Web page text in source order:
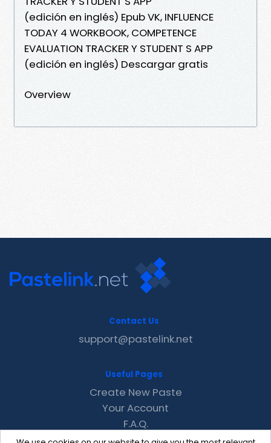
(edición en inglés) Epub VK, INFLUENCE
TODAY 4 WORKBOOK, COMPETENCE
EVALUATION TRACKER Y STUDENT S APP
(edición en inglés) Descargar gratis
Overview
Contact Us
support@pastelink.net
Useful Pages
Create New Paste
Your Account
F.A.Q.
Recent